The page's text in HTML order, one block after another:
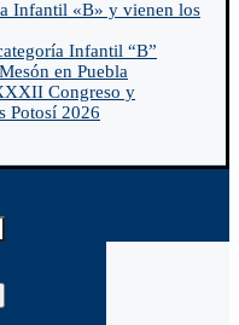
Infantil «B» y vienen los
Infantil “B”
en Puebla
Congreso y
Potosí 2026